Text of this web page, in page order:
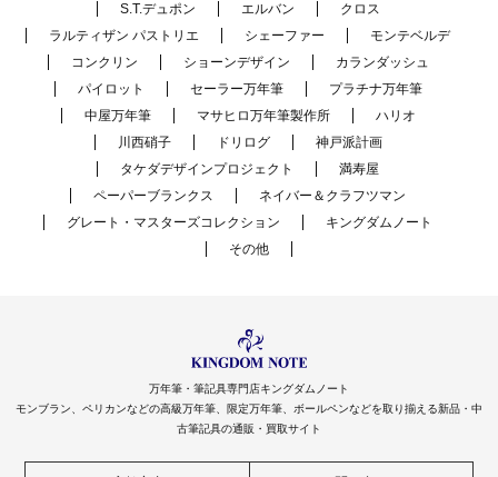
S.T.デュポン
エルバン
クロス
ラルティザン パストリエ
シェーファー
モンテベルデ
コンクリン
ショーンデザイン
カランダッシュ
パイロット
セーラー万年筆
プラチナ万年筆
中屋万年筆
マサヒロ万年筆製作所
ハリオ
川西硝子
ドリログ
神戸派計画
タケダデザインプロジェクト
満寿屋
ペーパーブランクス
ネイバー＆クラフツマン
グレート・マスターズコレクション
キングダムノート
その他
万年筆・筆記具専門店キングダムノート
モンブラン、ペリカンなどの高級万年筆、限定万年筆、ボールペンなどを取り揃える新品・中
古筆記具の通販・買取サイト